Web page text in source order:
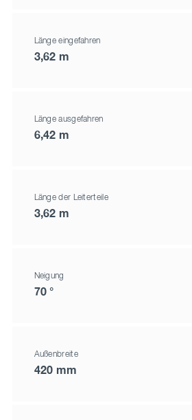
Länge eingefahren
3,62 m
Länge ausgefahren
6,42 m
Länge der Leiterteile
3,62 m
Neigung
70 °
Außenbreite
420 mm